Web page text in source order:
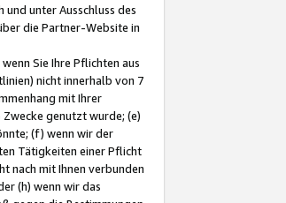
unter Ausschluss des
die Partner-Website in
Sie Ihre Pflichten aus
nicht innerhalb von 7
mit Ihrer
genutzt wurde; (e)
(f) wenn wir der
Tätigkeiten einer Pflicht
nach mit Ihnen verbunden
(h) wenn wir das